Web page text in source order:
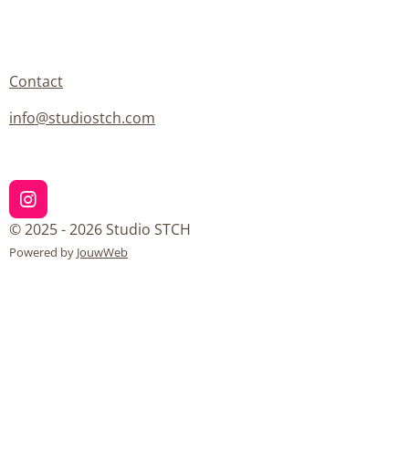
Contact
info@studiostch.com
I
n
s
t
© 2025 - 2026 Studio STCH
Powered by JouwWeb